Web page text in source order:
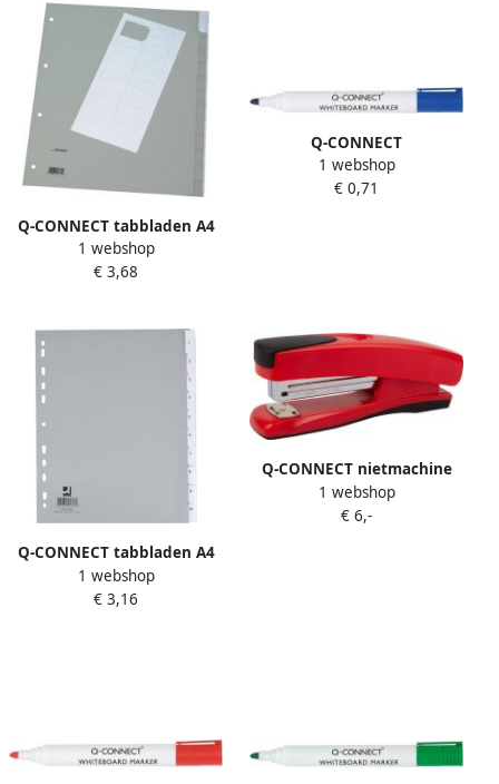
Q-CONNECT tabbladen A4
PP 4-gaatsperforatie 12 tabs
grijs
1 webshop
€ 3,68
Q-CONNECT
whiteboardmarker 2-3 mm
ronde punt blauw 10 stuks
1 webshop
€ 0,71
Q-CONNECT tabbladen A4
PP 4-gaatsperforatie 10 tabs
grijs
1 webshop
€ 3,16
Q-CONNECT nietmachine
half strip 20 blad kunststof
rood 12 stuks
1 webshop
€ 6,-